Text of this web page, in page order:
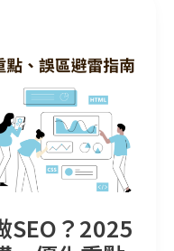
SEO？2025